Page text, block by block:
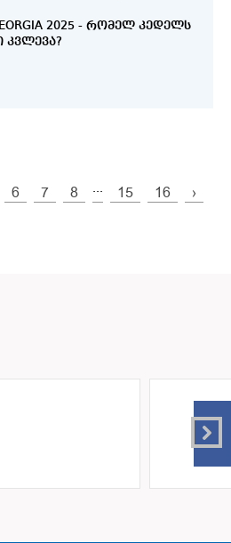
2025 - ᲠᲝᲛᲔᲚ ᲙᲔᲓᲔᲚᲡ
ᲙᲕᲚᲔᲕᲐ?
6 7 8 ... 15 16 ›